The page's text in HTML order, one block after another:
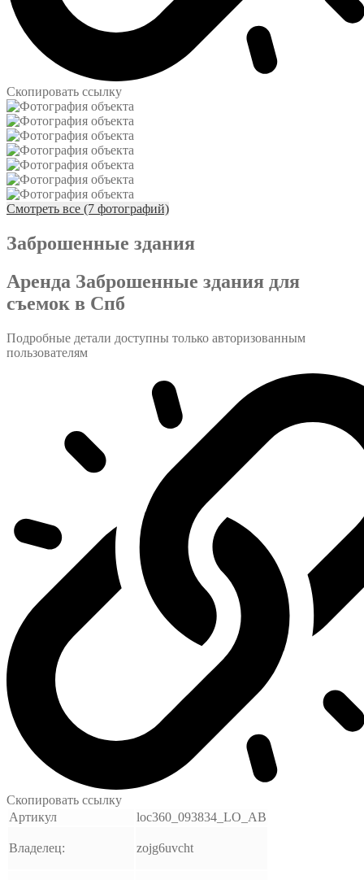
Скопировать ссылку
Смотреть все (7 фотографий)
Заброшенные здания
Аренда Заброшенные здания для
съемок в Спб
Подробные детали доступны только авторизованным
пользователям
Скопировать ссылку
Артикул
loc360_093834_LO_AB
Владелец: zojg6uvcht